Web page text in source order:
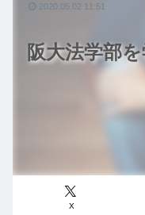
阪大法学部
X
2020.05.02 11:51